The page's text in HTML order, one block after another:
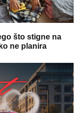
što stigne na
ne planira